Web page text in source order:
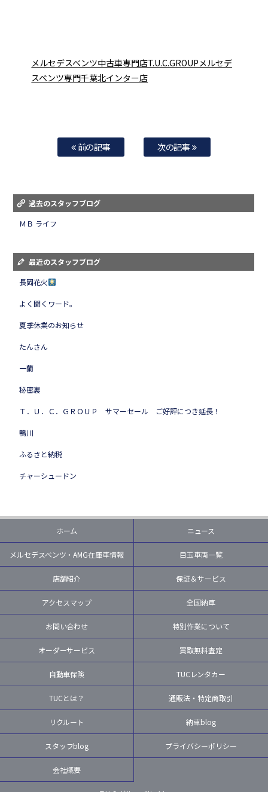
メルセデスベンツ中古車専門店T.U.C.GROUPメルセデ
スベンツ専門千葉北インター店
前の記事 次の記事
過去のスタッフブログ
ＭＢ ライフ
最近のスタッフブログ
長岡花火
よく聞くワード。
夏季休業のお知らせ
たんさん
一蘭
秘密裏
Ｔ．Ｕ．Ｃ．ＧＲＯＵＰ サマーセール ご好評につき延長！
鴨川
ふるさと納税
チャーシュードン
ホーム ニュース
メルセデスベンツ・AMG在庫車情報 目玉車両一覧
店舗紹介 保証＆サービス
アクセスマップ 全国納車
お問い合わせ 特別作業について
オーダーサービス 買取無料査定
自動車保険 TUCレンタカー
TUCとは？ 通販法・特定商取引
リクルート 納車blog
スタッフblog プライバシーポリシー
会社概要